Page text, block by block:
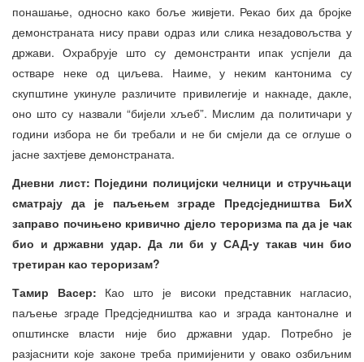
понашање, односно како боље живјети. Рекао бих да бројке
демонстраната нису прави одраз или слика незадовољства у
држави. Охрабрује што су демонстранти ипак успјели да
остваре неке од циљева. Наиме, у неким кантонима су
скупштине укинуле различите привилегије и накнаде, дакле,
оно што су назвали “бијели хљеб”. Мислим да политичари у
години избора не би требали и не би смјели да се оглуше о
јасне захтјеве демонстраната.
Дневни лист: Поједини полицијски челници и стручњаци
сматрају да је паљењем зграде Предсједништва БиХ
заправо почињено кривично дјело тероризма па да је чак
био и државни удар. Да ли би у САД-у такав чин био
третиран као тероризам?
Тамир Васер: Као што је високи представник нагласио,
паљење зграде Предсједништва као и зграда кантоналне и
општинске власти није био државни удар. Потребно је
разјаснити које законе треба примијенити у овако озбиљним